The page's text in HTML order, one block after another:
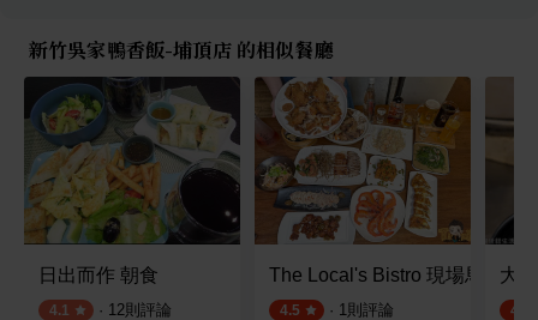
新竹吳家鴨香飯-埔頂店 的相似餐廳
日出而作 朝食
4.1 · 12則評論
The Local's Bistro 現場馬拉桑
4.5 · 1則評論
大
4.5